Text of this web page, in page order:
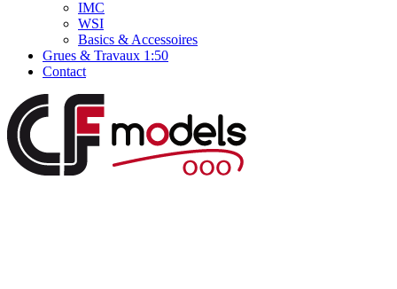
IMC
WSI
Basics & Accessoires
Grues & Travaux 1:50
Contact